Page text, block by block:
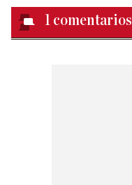
1 comentarios